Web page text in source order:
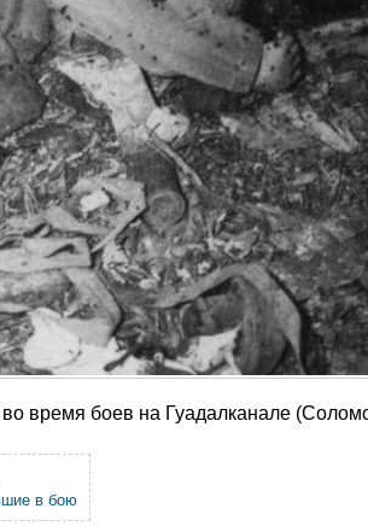
во время боев на Гуадалканале
в бою